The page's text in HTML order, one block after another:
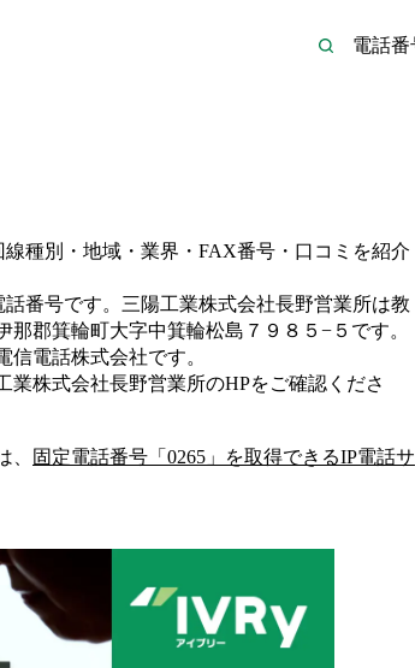
種別・地域・業界・FAX番号・口コミを紹介
番号です。 三陽工業株式会社長野営業所は教
那郡箕輪町大字中箕輪松島７９８５−５ です。
信電話株式会社です。
業株式会社長野営業所のHPをご確認くださ
、 固定電話番号「 0265 」を取得できるIP電話サ